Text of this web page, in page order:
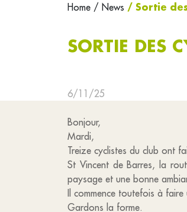
Home / News / Sortie
SORTIE DES
6/11/25
Bonjour,
Mardi,
Treize cyclistes du club ont
St Vincent de Barres, la
paysage et une bonne
Il commence toutefois à
Gardons la forme.